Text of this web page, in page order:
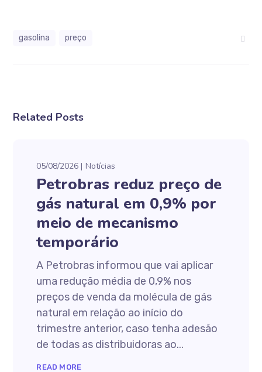
gasolina preço
Related Posts
05/08/2026 Notícias
Petrobras reduz preço de
gás natural em 0,9% por
meio de mecanismo
temporário
A Petrobras informou que vai aplicar
uma redução média de 0,9% nos
preços de venda da molécula de gás
natural em relação ao início do
trimestre anterior, caso tenha adesão
de todas as distribuidoras ao...
READ MORE